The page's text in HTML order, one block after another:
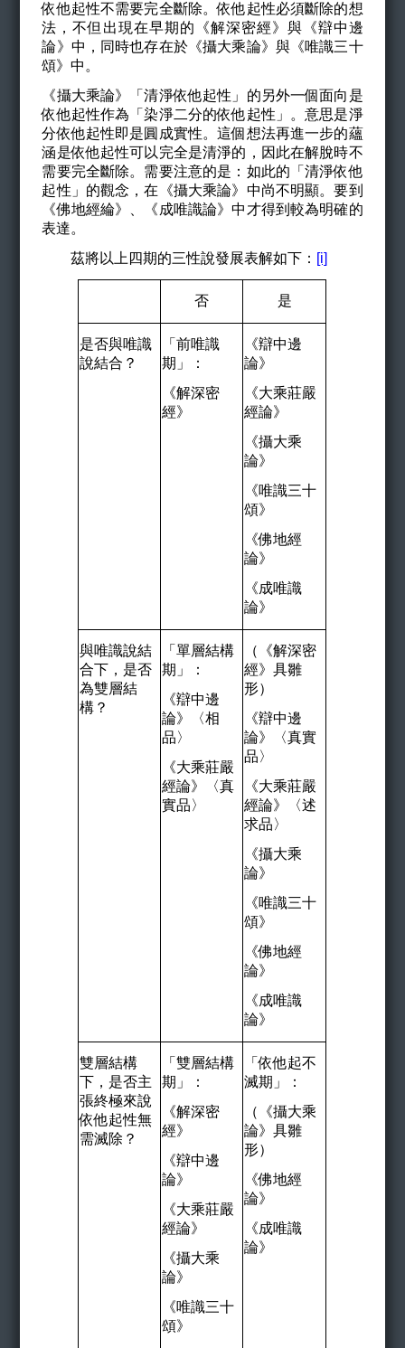
依他起性不需要完全斷除。依他起性必須斷除的想
法，不但出現在早期的《解深密經》與《辯中邊
論》中，同時也存在於《攝大乘論》與《唯識三十
頌》中。
《攝大乘論》「清淨依他起性」的另外一個面向是
依他起性作為「染淨二分的依他起性」。意思是淨
分依他起性即是圓成實性。這個想法再進一步的蘊
涵是依他起性可以完全是清淨的，因此在解脫時不
需要完全斷除。需要注意的是：如此的「清淨依他
起性」的觀念，在《攝大乘論》中尚不明顯。要到
《佛地經綸》、《成唯識論》中才得到較為明確的
表達。
茲將以上四期的三性說發展表解如下： [i]
否 是
是否與唯識
說結合？
「前唯識
期」：
《解深密
經》
《辯中邊
論》
《大乘莊嚴
經論》
《攝大乘
論》
《唯識三十
頌》
《佛地經
論》
《成唯識
論》
與唯識說結
合下，是否
為雙層結
構？
「單層結構
期」：
《辯中邊
論》〈相
品〉
《大乘莊嚴
經論》〈真
實品〉
（《解深密
經》具雛
形）
《辯中邊
論》〈真實
品〉
《大乘莊嚴
經論》〈述
求品〉
《攝大乘
論》
《唯識三十
頌》
《佛地經
論》
《成唯識
論》
雙層結構
下，是否主
張終極來說
依他起性無
需滅除？
「雙層結構
期」：
《解深密
經》
《辯中邊
論》
《大乘莊嚴
經論》
《攝大乘
論》
《唯識三十
頌》
「依他起不
滅期」：
（《攝大乘
論》具雛
形）
《佛地經
論》
《成唯識
論》